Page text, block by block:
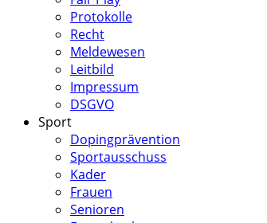
Protokolle
Recht
Meldewesen
Leitbild
Impressum
DSGVO
Sport
Dopingprävention
Sportausschuss
Kader
Frauen
Senioren